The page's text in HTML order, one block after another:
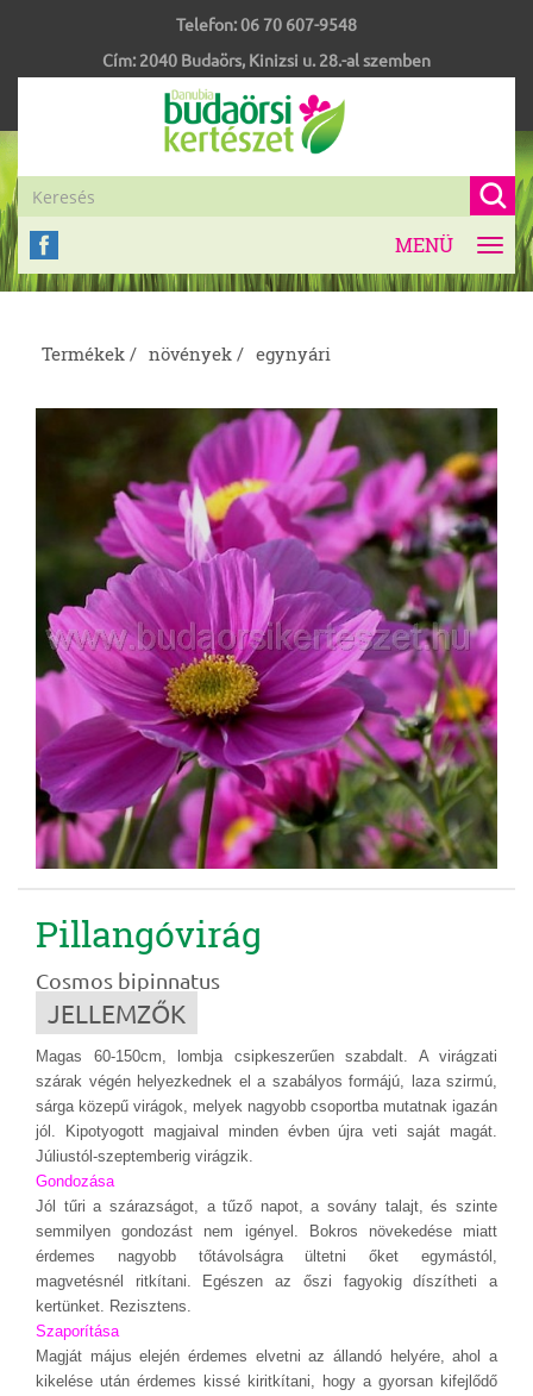
Telefon:06 70 607-9548
Cím: 2040 Budaörs, Kinizsi u. 28.-al szemben
MENÜ
Termékek / növények / egynyári
Pillangóvirág
Cosmos bipinnatus
JELLEMZŐK
Magas 60-150cm, lombja csipkeszerűen szabdalt. A virágzati
szárak végén helyezkednek el a szabályos formájú, laza szirmú,
sárga közepű virágok, melyek nagyobb csoportba mutatnak igazán
jól. Kipotyogott magjaival minden évben újra veti saját magát.
Júliustól-szeptemberig virágzik.
Gondozása
Jól tűri a szárazságot, a tűző napot, a sovány talajt, és szinte
semmilyen gondozást nem igényel. Bokros növekedése miatt
érdemes nagyobb tőtávolságra ültetni őket egymástól,
magvetésnél ritkítani. Egészen az őszi fagyokig díszítheti a
kertünket. Rezisztens.
Szaporítása
Magját május elején érdemes elvetni az állandó helyére, ahol a
kikelése után érdemes kissé kiritkítani, hogy a gyorsan kifejlődő